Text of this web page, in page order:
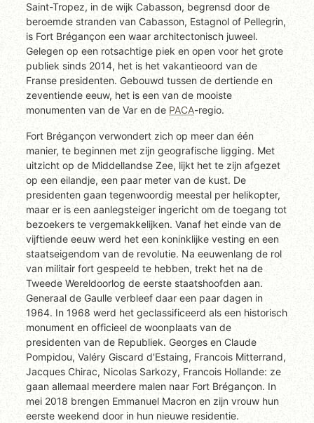
Saint-Tropez, in de wijk Cabasson, begrensd door de
beroemde stranden van Cabasson, Estagnol of Pellegrin,
is Fort Brégançon een waar architectonisch juweel.
Gelegen op een rotsachtige piek en open voor het grote
publiek sinds 2014, het is het vakantieoord van de
Franse presidenten. Gebouwd tussen de dertiende en
zeventiende eeuw, het is een van de mooiste
monumenten van de Var en de PACA-regio.
Fort Brégançon verwondert zich op meer dan één
manier, te beginnen met zijn geografische ligging. Met
uitzicht op de Middellandse Zee, lijkt het te zijn afgezet
op een eilandje, een paar meter van de kust. De
presidenten gaan tegenwoordig meestal per helikopter,
maar er is een aanlegsteiger ingericht om de toegang tot
bezoekers te vergemakkelijken. Vanaf het einde van de
vijftiende eeuw werd het een koninklijke vesting en een
staatseigendom van de revolutie. Na eeuwenlang de rol
van militair fort gespeeld te hebben, trekt het na de
Tweede Wereldoorlog de eerste staatshoofden aan.
Generaal de Gaulle verbleef daar een paar dagen in
1964. In 1968 werd het geclassificeerd als een historisch
monument en officieel de woonplaats van de
presidenten van de Republiek. Georges en Claude
Pompidou, Valéry Giscard d'Estaing, Francois Mitterrand,
Jacques Chirac, Nicolas Sarkozy, Francois Hollande: ze
gaan allemaal meerdere malen naar Fort Brégançon. In
mei 2018 brengen Emmanuel Macron en zijn vrouw hun
eerste weekend door in hun nieuwe residentie.